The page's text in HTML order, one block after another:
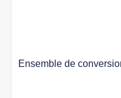
Ensemble de